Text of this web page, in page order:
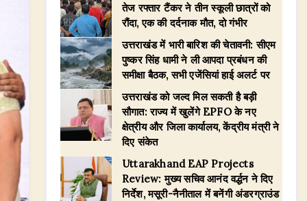
तेज रफ्तार टैंकर ने तीन स्कूली छात्रों को
रौंदा, एक की दर्दनाक मौत, दो गंभीर
उत्तराखंड में भारी बारिश की चेतावनी: सीएम
पुष्कर सिंह धामी ने ली आपदा प्रबंधन की
समीक्षा बैठक, सभी एजेंसियां हाई अलर्ट पर
उत्तराखंड को जल्द मिल सकती है बड़ी
सौगात: राज्य में खुलेंगे EPFO के नए
क्षेत्रीय और जिला कार्यालय, केंद्रीय मंत्री ने
दिए संकेत
​Uttarakhand EAP Projects
Review: मुख्य सचिव आनंद वर्द्धन ने दिए
निर्देश, मसूरी-नैनीताल में बनेंगी अंडरग्राउंड